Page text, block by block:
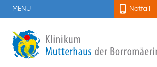
MENU Notfall